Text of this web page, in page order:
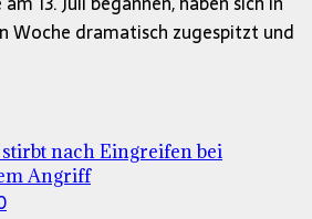
Woche dramatisch zugespitzt und
nach Eingreifen bei
Angriff